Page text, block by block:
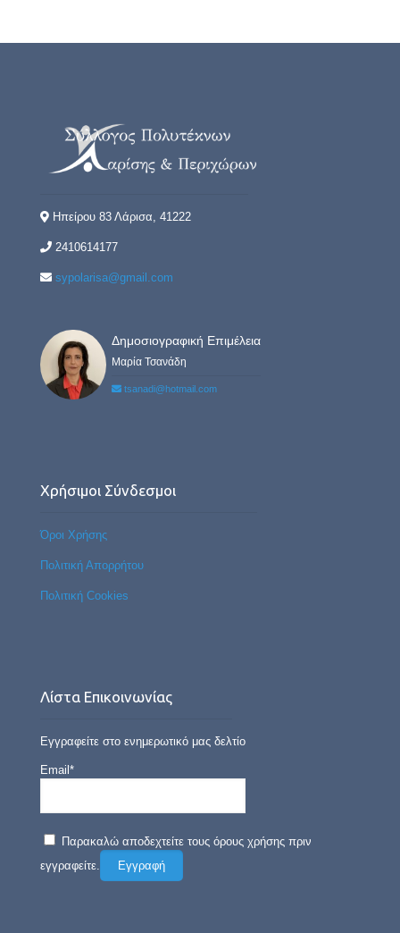
Ηπείρου 83 Λάρισα, 41222
2410614177
sypolarisa@gmail.com
Δημοσιογραφική Επιμέλεια
Μαρία Τσανάδη
tsanadi@hotmail.com
Χρήσιμοι Σύνδεσμοι
Όροι Χρήσης
Πολιτική Απορρήτου
Πολιτική Cookies
Λίστα Επικοινωνίας
Εγγραφείτε στο ενημερωτικό μας δελτίο
Email*
Παρακαλώ αποδεχτείτε τους όρους χρήσης πριν
εγγραφείτε.